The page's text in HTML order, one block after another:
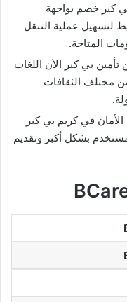
كير خصم بواجهة
لتسهيل عملية التنقل
المتاحة.
بي كير الآن اللغات
مختلف الثقافات
في كريم بي كير
بشكل أكبر وتقديم